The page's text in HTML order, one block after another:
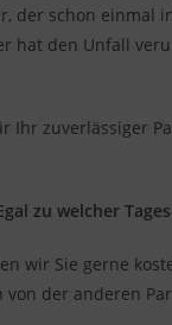
der schon
den Unfall
zuverlässiger
zu welcher
wir Sie gerne
der anderen